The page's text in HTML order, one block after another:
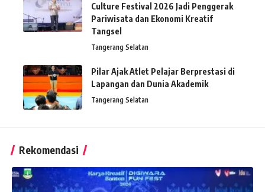
Culture Festival 2026 Jadi Penggerak
Pariwisata dan Ekonomi Kreatif
Tangsel
Tangerang Selatan
Pilar Ajak Atlet Pelajar Berprestasi di
Lapangan dan Dunia Akademik
Tangerang Selatan
Rekomendasi